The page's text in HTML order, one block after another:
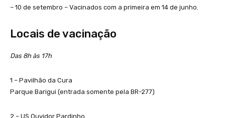
– 10 de setembro – Vacinados com a primeira em 14 de junho.
Locais de vacinação
Das 8h às 17h
1 – Pavilhão da Cura
Parque Barigui (entrada somente pela BR-277)
2 – US Ouvidor Pardinho